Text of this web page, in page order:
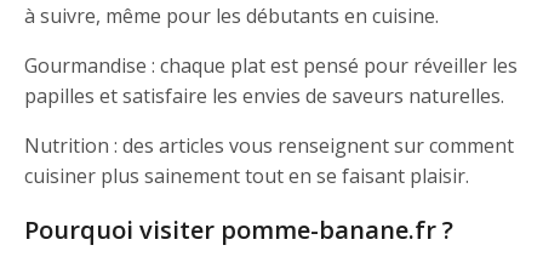
à suivre, même pour les débutants en cuisine.
Gourmandise : chaque plat est pensé pour réveiller les
papilles et satisfaire les envies de saveurs naturelles.
Nutrition : des articles vous renseignent sur comment
cuisiner plus sainement tout en se faisant plaisir.
Pourquoi visiter pomme-banane.fr ?